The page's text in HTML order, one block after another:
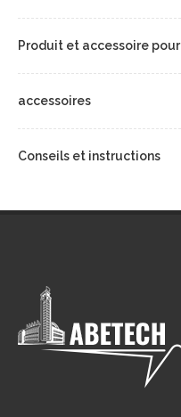
Produit et accessoire
accessoires
Conseils et instructions